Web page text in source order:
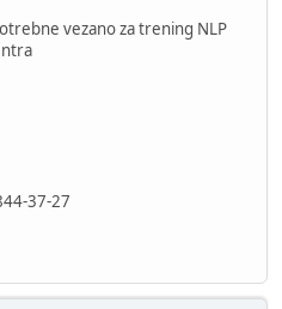
vezano za trening NLP
37-27